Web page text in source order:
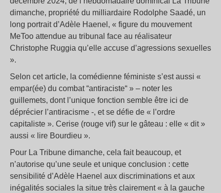
dimanche, propriété du milliardaire Rodolphe Saadé, un
long portrait d’Adèle Haenel, « figure du mouvement
MeToo attendue au tribunal face au réalisateur
Christophe Ruggia qu’elle accuse d’agressions sexuelles
».
Selon cet article, la comédienne féministe s’est aussi «
empar(ée) du combat “antiraciste“ » – noter les
guillemets, dont l’unique fonction semble être ici de
déprécier l’antiracisme -, et se défie de « l’ordre
capitaliste ». Cerise (rouge vif) sur le gâteau : elle « dit »
aussi « lire Bourdieu ».
Pour La Tribune dimanche, cela fait beaucoup, et
n’autorise qu’une seule et unique conclusion : cette
sensibilité d’Adèle Haenel aux discriminations et aux
inégalités sociales la situe très clairement « à la gauche